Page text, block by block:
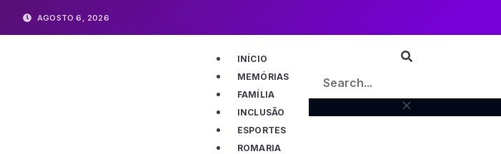
AGOSTO 6, 2026
INÍCIO
MEMÓRIAS
FAMÍLIA
INCLUSÃO
ESPORTES
ROMARIA